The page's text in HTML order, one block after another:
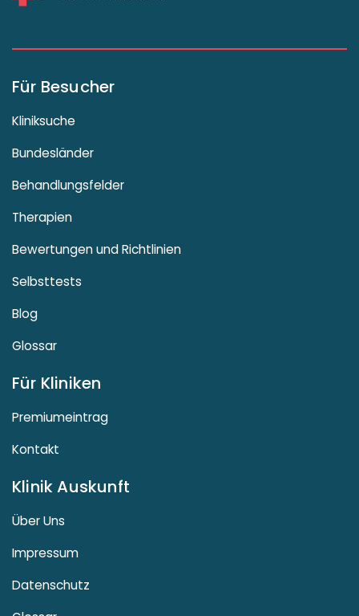
Für Besucher
Kliniksuche
Bundesländer
Behandlungsfelder
Therapien
Bewertungen und Richtlinien
Selbsttests
Blog
Glossar
Für Kliniken
Premiumeintrag
Kontakt
Klinik Auskunft
Über Uns
Impressum
Datenschutz